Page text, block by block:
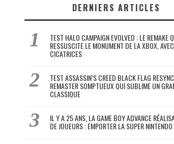
DERNIERS ARTICLES
TEST HALO CAMPAIGN EVOLVED : LE REMAKE
RESSUSCITE LE MONUMENT DE LA XBOX,
CICATRICES
TEST ASSASSIN’S CREED BLACK FLAG
REMASTER SOMPTUEUX QUI SUBLIME UN
CLASSIQUE
IL Y A 25 ANS, LA GAME BOY ADVANCE
DE JOUEURS : EMPORTER LA SUPER